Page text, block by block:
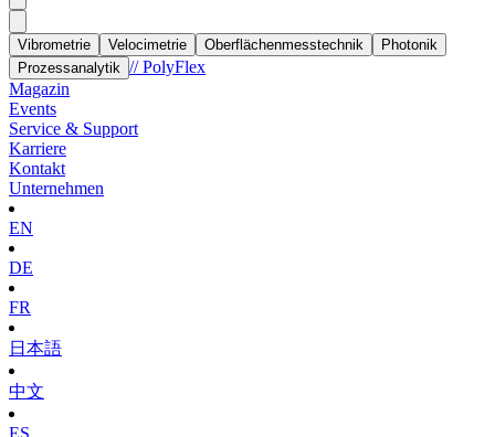
Vibrometrie Velocimetrie Oberflächenmesstechnik
Photonik
Prozessanalytik // PolyFlex
Magazin
Events
Service & Support
Karriere
Kontakt
Unternehmen
EN
DE
FR
日本語
中文